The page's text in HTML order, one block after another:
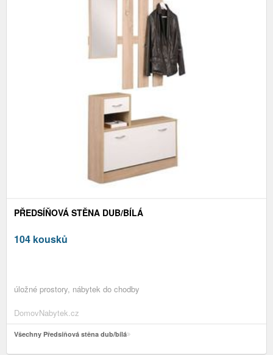
PŘEDSÍŇOVÁ STĚNA DUB/BÍLÁ
104 kousků
úložné prostory, nábytek do chodby
DomovNabytek.cz
Všechny Předsíňová stěna dub/bílá